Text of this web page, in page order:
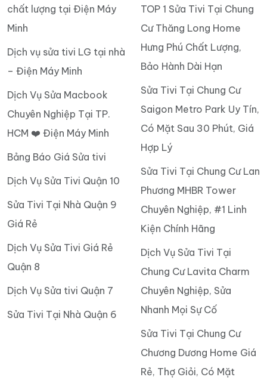
chất lượng tại Điện Máy
Minh
Dịch vụ sửa tivi LG tại nhà
– Điện Máy Minh
Dịch Vụ Sửa Macbook
Chuyên Nghiệp Tại TP.
HCM ❤️ Điện Máy Minh
Bảng Báo Giá Sửa tivi
Dịch Vụ Sửa Tivi Quận 10
Sửa Tivi Tại Nhà Quận 9
Giá Rẻ
Dịch Vụ Sửa Tivi Giá Rẻ
Quận 8
Dịch Vụ Sửa tivi Quận 7
Sửa Tivi Tại Nhà Quận 6
TOP 1 Sửa Tivi Tại Chung
Cư Thăng Long Home
Hưng Phú Chất Lượng,
Bảo Hành Dài Hạn
Sửa Tivi Tại Chung Cư
Saigon Metro Park Uy Tín,
Có Mặt Sau 30 Phút, Giá
Hợp Lý
Sửa Tivi Tại Chung Cư Lan
Phương MHBR Tower
Chuyên Nghiệp, #1 Linh
Kiện Chính Hãng
Dịch Vụ Sửa Tivi Tại
Chung Cư Lavita Charm
Chuyên Nghiệp, Sửa
Nhanh Mọi Sự Cố
Sửa Tivi Tại Chung Cư
Chương Dương Home Giá
Rẻ, Thợ Giỏi, Có Mặt